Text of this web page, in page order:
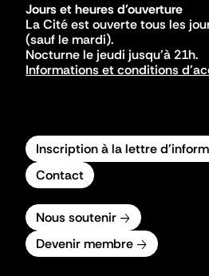
Jours et heures d'ouverture
La Cité est ouverte tous les
(sauf le mardi).
Nocturne le jeudi jusqu'à 21h.
Informations et conditions
Inscription à la lettre
Contact
Nous soutenir
Devenir membre